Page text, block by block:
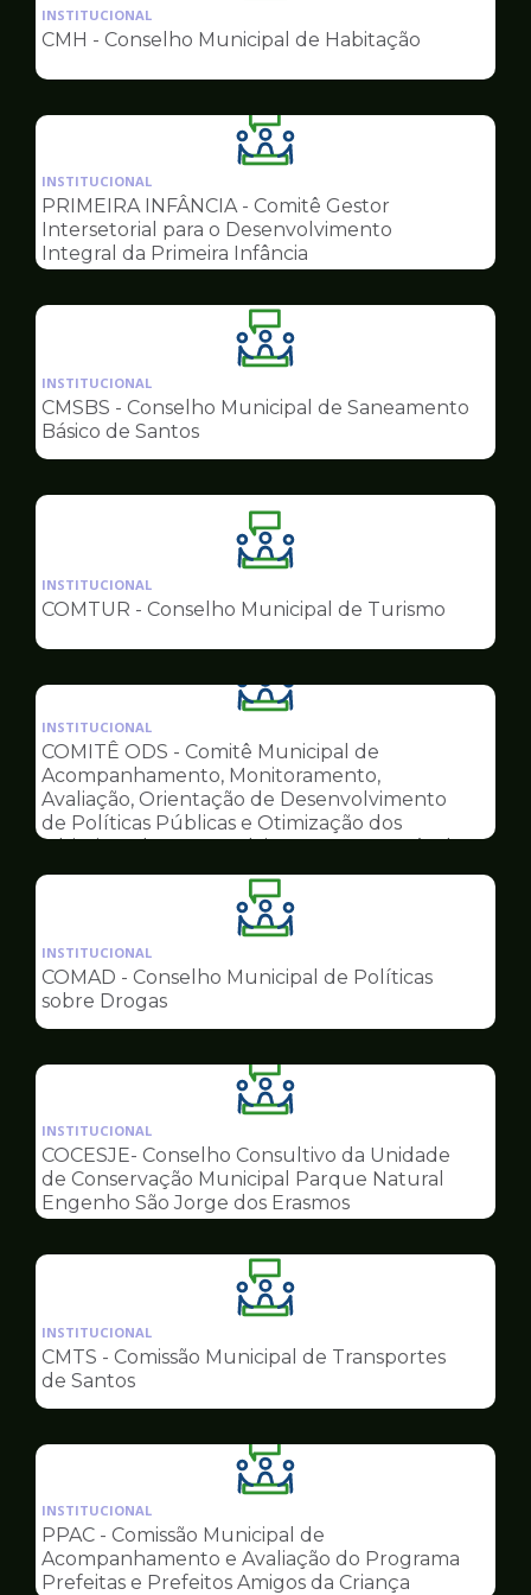
da
pagina
Conselhos
INSTITUCIONAL
CMH - Conselho Municipal de Habitação
Ilustração
da
pagina
de
Conselhos
INSTITUCIONAL
PRIMEIRA INFÂNCIA - Comitê Gestor
Intersetorial para o Desenvolvimento
Integral da Primeira Infância
Ilustração
da
pagina
Conselhos
INSTITUCIONAL
CMSBS - Conselho Municipal de Saneamento
Básico de Santos
Ilustração
da
pagina
Conselhos
INSTITUCIONAL
COMTUR - Conselho Municipal de Turismo
Ilustração
da
pagina
de
Conselhos
INSTITUCIONAL
COMITÊ ODS - Comitê Municipal de
Acompanhamento, Monitoramento,
Avaliação, Orientação de Desenvolvimento
de Políticas Públicas e Otimização dos
Objetivos do Desenvolvimento Sustentável
Ilustração
da
pagina
Conselhos
INSTITUCIONAL
COMAD - Conselho Municipal de Políticas
sobre Drogas
Ilustração
da
pagina
de
Conselhos
INSTITUCIONAL
COCESJE- Conselho Consultivo da Unidade
de Conservação Municipal Parque Natural
Engenho São Jorge dos Erasmos
Ilustração
da
pagina
Conselhos
INSTITUCIONAL
CMTS - Comissão Municipal de Transportes
de Santos
Ilustração
da
pagina
de
Conselhos
INSTITUCIONAL
PPAC - Comissão Municipal de
Acompanhamento e Avaliação do Programa
Prefeitas e Prefeitos Amigos da Criança